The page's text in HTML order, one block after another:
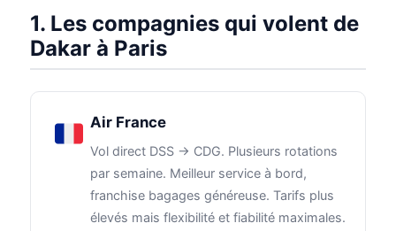
1. Les compagnies qui volent de
Dakar à Paris
Air France
Vol direct DSS → CDG. Plusieurs rotations
par semaine. Meilleur service à bord,
franchise bagages généreuse. Tarifs plus
élevés mais flexibilité et fiabilité maximales.